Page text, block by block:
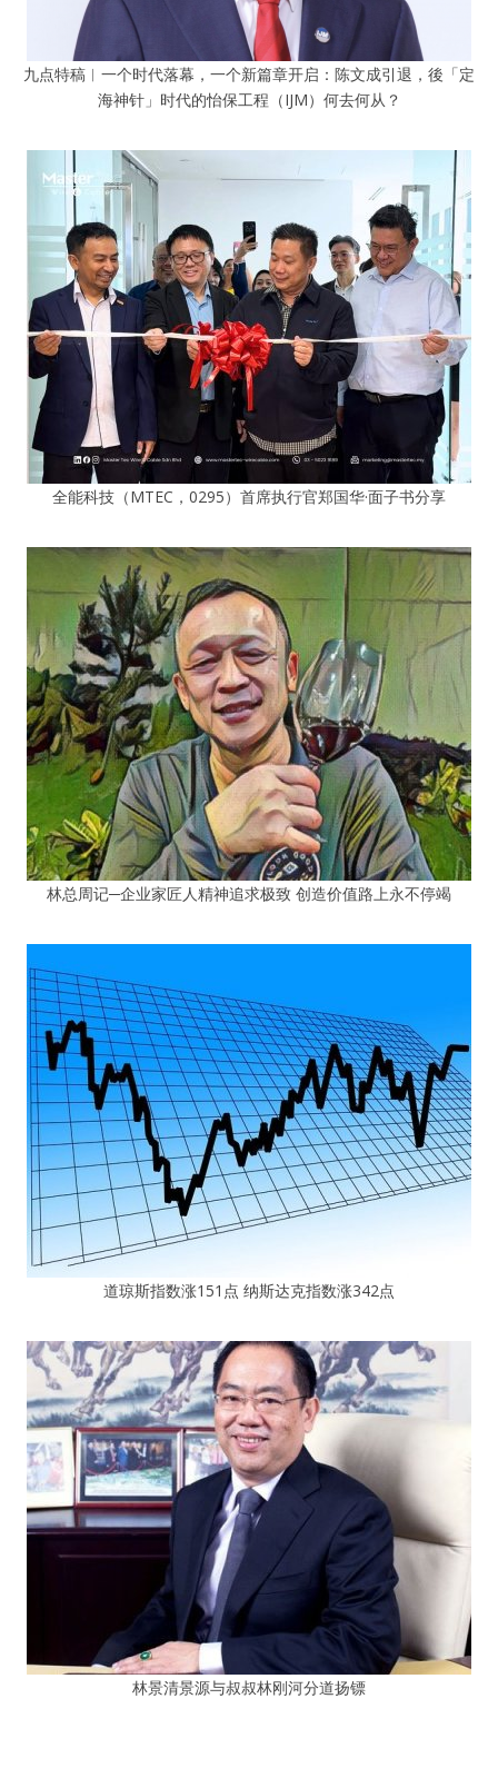
九点特稿︱一个时代落幕，一个新篇章开启：陈文成引退，後「定
海神针」时代的怡保工程（IJM）何去何从？
全能科技（MTEC，0295）首席执行官郑国华·面子书分享
林总周记─企业家匠人精神追求极致 创造价值路上永不停竭
道琼斯指数涨151点 纳斯达克指数涨342点
林景清景源与叔叔林刚河分道扬镖